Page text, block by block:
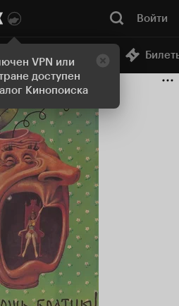
VPN или
доступен
Кинопоиска
Войти
Онлайн-кинотеатр